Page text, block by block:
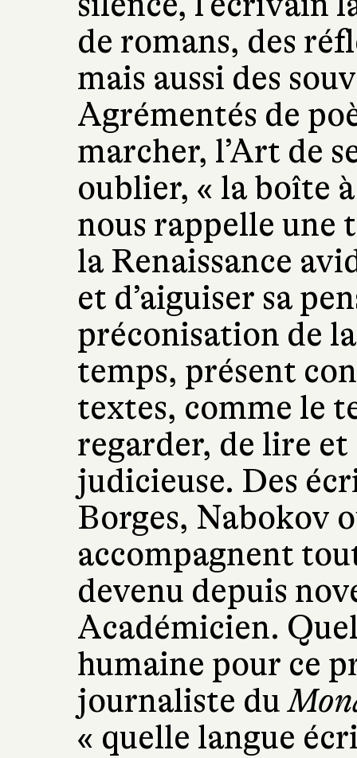
de romans, des
mais aussi des
Agrémentés de
marcher, l’Art de
oublier, « la boîte
nous rappelle une
la Renaissance
et d’aiguiser sa
préconisation de
temps, présent
textes, comme le
regarder, de lire et
judicieuse. Des
Borges, Nabokov
accompagnent
devenu depuis
Académicien.
humaine pour ce
journaliste du
« quelle langue